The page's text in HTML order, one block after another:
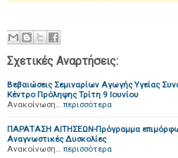
Σχετικές Αναρτήσεις:
Βεβαιώσεις Σεμιναρίων Αγωγής Υγείας
Κέντρο Πρόληψης Τρίτη 9 Ιουνίου
Ανακοίνωση… περισσότερα
ΠΑΡΑΤΑΣΗ ΑΙΤΗΣΕΩΝ-Πρόγραμμα
Αναγνωστικές Δυσκολίες
Ανακοίνωση… περισσότερα